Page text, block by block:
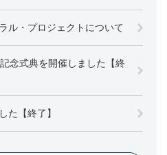
ル・プロジェクトについて
念式典を開催しました【終
た【終了】